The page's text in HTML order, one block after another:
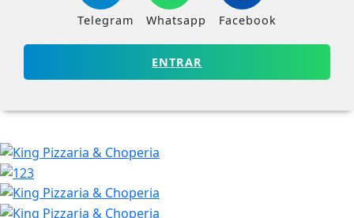
Telegram Whatsapp Facebook
ENTRAR